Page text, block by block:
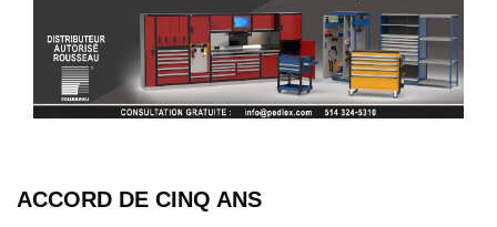
ACCORD DE CINQ ANS